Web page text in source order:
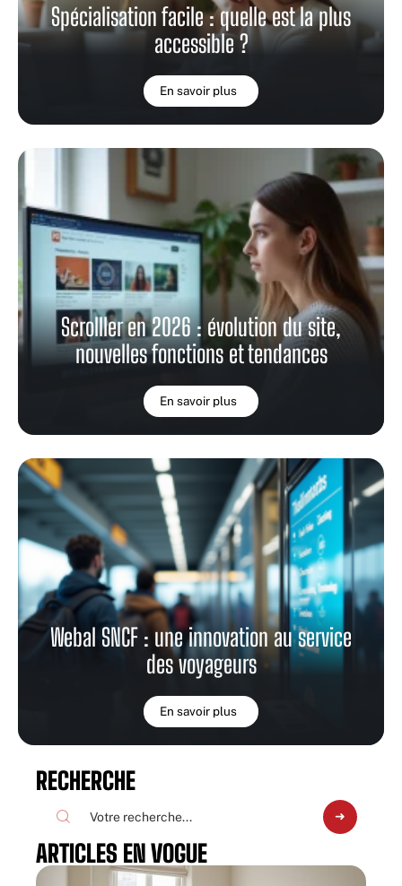
Spécialisation facile : quelle est la plus
accessible ?
En savoir plus
Scrolller en 2026 : évolution du site,
nouvelles fonctions et tendances
En savoir plus
Webal SNCF : une innovation au service
des voyageurs
En savoir plus
RECHERCHE
ARTICLES EN VOGUE